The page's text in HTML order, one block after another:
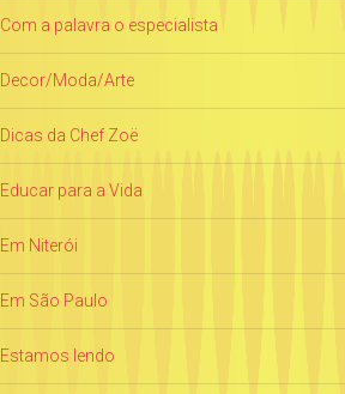
Com a palavra o especialista
Decor/Moda/Arte
Dicas da Chef Zoë
Educar para a Vida
Em Niterói
Em São Paulo
Estamos lendo